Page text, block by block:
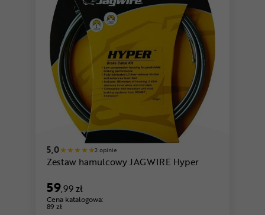
5,0 2 opinie
Zestaw hamulcowy JAGWIRE Hyper
59,99 zł
Cena katalogowa:
89 zł